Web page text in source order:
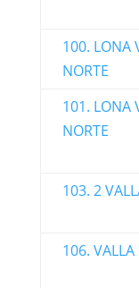
100. LONA
NORTE
101. LONA
NORTE
103. 2
106.